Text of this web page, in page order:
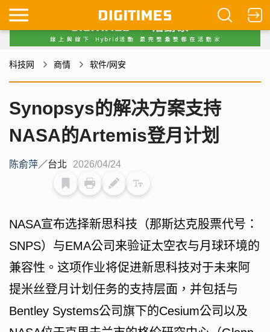
科技网 商情 软件/网安
Synopsys的解决方案支持
NASA的Artemis登月计划
陈俞萍／台北 2026/04/24
NASA宣布选择新思科技（那斯达克股票代号：
SNPS）与EMA公司来验证太空衣与月球环境的
兼容性。这项作业将促进新思科技对于未来阿
提米丝登月计划任务的支持层面，并包括与
Bentley Systems公司旗下的Cesium公司以及